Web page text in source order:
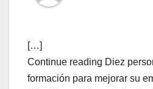
[…]
Continue reading Diez
formación para mejorar su